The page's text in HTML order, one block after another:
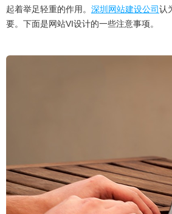
起着举足轻重的作用。 深圳网站建设公司认
要。下面是网站VI设计的一些注意事项。